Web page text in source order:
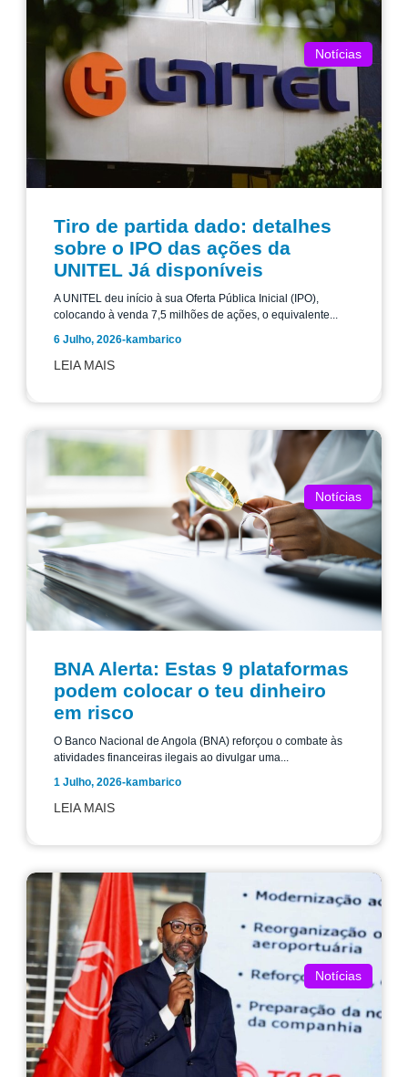
Notícias
Tiro de partida dado: detalhes
sobre o IPO das ações da
UNITEL Já disponíveis
A UNITEL deu início à sua Oferta Pública Inicial (IPO),
colocando à venda 7,5 milhões de ações, o equivalente...
6 Julho, 2026-kambarico
LEIA MAIS
Notícias
BNA Alerta: Estas 9 plataformas
podem colocar o teu dinheiro
em risco
O Banco Nacional de Angola (BNA) reforçou o combate às
atividades financeiras ilegais ao divulgar uma...
1 Julho, 2026-kambarico
LEIA MAIS
Notícias